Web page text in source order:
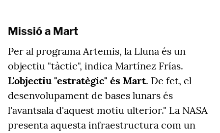
Missió a Mart
Per al programa Artemis, la Lluna és un
objectiu "tàctic", indica Martínez Frías.
L'objectiu "estratègic" és Mart. De fet, el
desenvolupament de bases lunars és
l'avantsala d'aquest motiu ulterior." La NASA
presenta aquesta infraestructura com un